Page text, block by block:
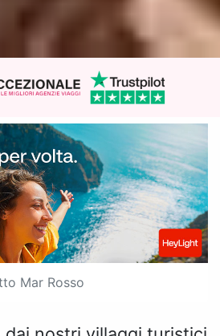
Mar Rosso